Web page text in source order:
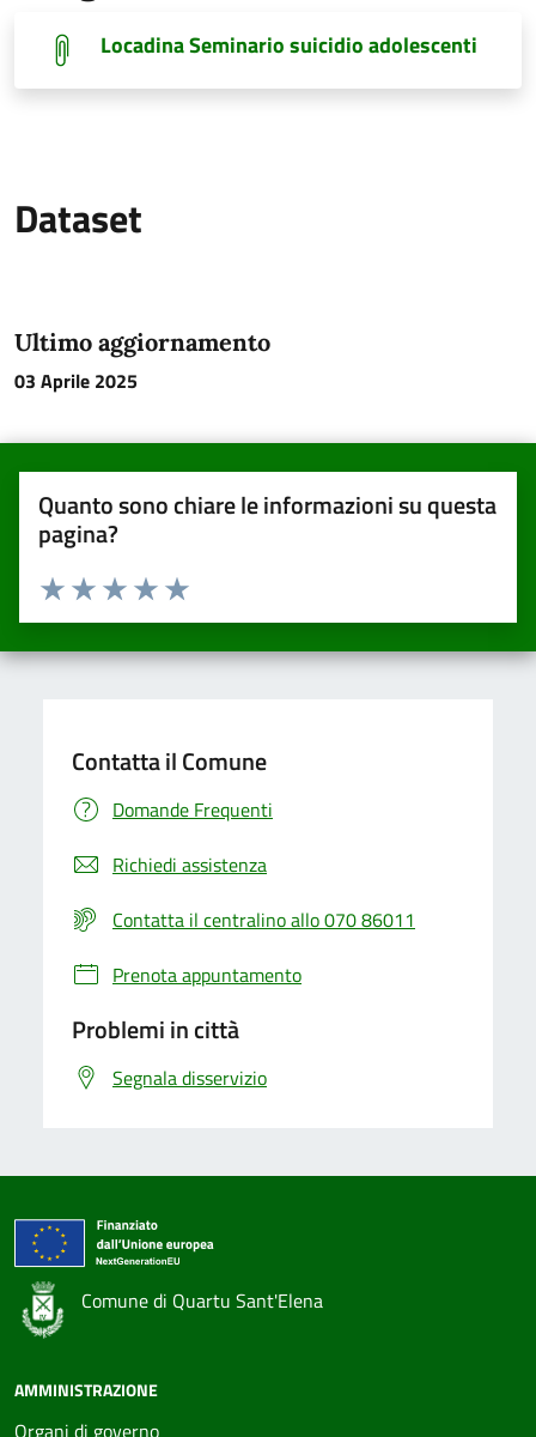
Locadina Seminario suicidio adolescenti
Dataset
Ultimo aggiornamento
03 Aprile 2025
Quanto sono chiare le informazioni su questa
pagina?
Valuta da 1 a 5 stelle la pagina
Valuta 5 stelle su 5
Valuta 4 stelle su 5
Valuta 3 stelle su 5
Valuta 2 stelle su 5
Valuta una stella su 5
Contatta il Comune
Domande Frequenti
Richiedi assistenza
Contatta il centralino allo 070 86011
Prenota appuntamento
Problemi in città
Segnala disservizio
Comune di Quartu Sant'Elena
AMMINISTRAZIONE
Organi di governo